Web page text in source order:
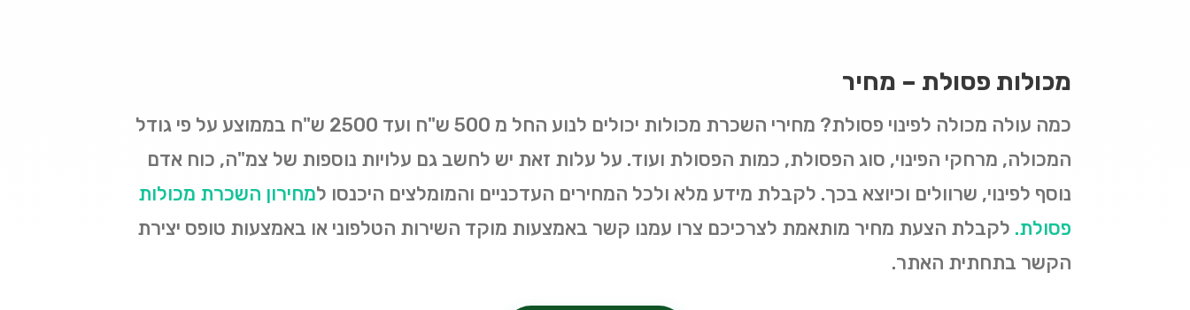
מכולות פסולת – מחיר
כמה עולה מכולה לפינוי פסולת? מחירי השכרת מכולות יכולים לנוע החל מ 500 ש"ח ועד 2500 ש"ח בממוצע על פי גודל
המכולה, מרחקי הפינוי, סוג הפסולת, כמות הפסולת ועוד. על עלות זאת יש לחשב גם עלויות נוספות של צמ"ה, כוח אדם
נוסף לפינוי, שרוולים וכיוצא בכך. לקבלת מידע מלא ולכל המחירים העדכניים והמומלצים היכנסו למחירון השכרת מכולות
פסולת. לקבלת הצעת מחיר מותאמת לצרכיכם צרו עמנו קשר באמצעות מוקד השירות הטלפוני או באמצעות טופס יצירת
הקשר בתחתית האתר.